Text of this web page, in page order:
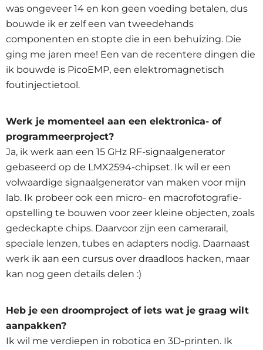
was ongeveer 14 en kon geen voeding betalen, dus
bouwde ik er zelf een van tweedehands
componenten en stopte die in een behuizing. Die
ging me jaren mee! Een van de recentere dingen die
ik bouwde is PicoEMP, een elektromagnetisch
foutinjectietool.
Werk je momenteel aan een elektronica- of
programmeerproject?
Ja, ik werk aan een 15 GHz RF-signaalgenerator
gebaseerd op de LMX2594-chipset. Ik wil er een
volwaardige signaalgenerator van maken voor mijn
lab. Ik probeer ook een micro- en macrofotografie-
opstelling te bouwen voor zeer kleine objecten, zoals
gedeckapte chips. Daarvoor zijn een camerarail,
speciale lenzen, tubes en adapters nodig. Daarnaast
werk ik aan een cursus over draadloos hacken, maar
kan nog geen details delen :)
Heb je een droomproject of iets wat je graag wilt
aanpakken?
Ik wil me verdiepen in robotica en 3D-printen. Ik